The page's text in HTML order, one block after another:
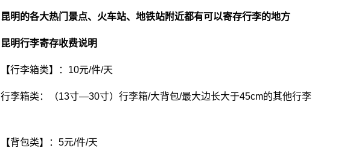
昆明的各大热门景点、火车站、地铁站附近都有可以寄存行李的地方
昆明行李寄存收费说明
【行李箱类】：10元/件/天
行李箱类：（13寸—30寸）行李箱/大背包/最大边长大于45cm的其他行李
【背包类】：5元/件/天